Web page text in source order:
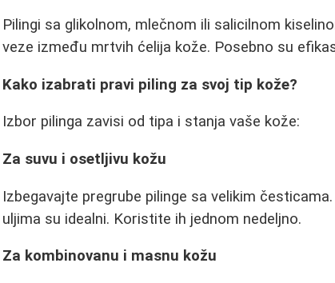
Pilingi sa glikolnom, mlečnom ili salicilnom
veze između mrtvih ćelija kože. Posebno su
Kako izabrati pravi piling za svoj tip kože?
Izbor pilinga zavisi od tipa i stanja vaše kože:
Za suvu i osetljivu kožu
Izbegavajte pregrube pilinge sa velikim
uljima su idealni. Koristite ih jednom nedeljno.
Za kombinovanu i masnu kožu